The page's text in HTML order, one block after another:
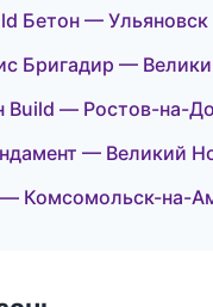
Бетон — Ульяновск
Бригадир —
Build — Ростов-на-
— Великий
Комсомольск-на-